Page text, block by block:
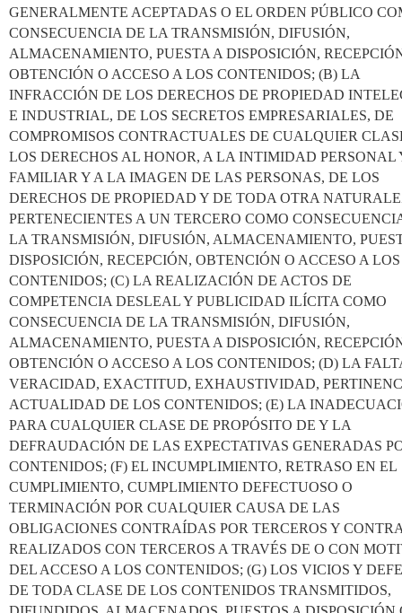
GENERALMENTE ACEPTADAS O EL ORDEN PÚBLICO
CONSECUENCIA DE LA TRANSMISIÓN, DIFUSIÓN,
ALMACENAMIENTO, PUESTA A DISPOSICIÓN,
OBTENCIÓN O ACCESO A LOS CONTENIDOS; (B) LA
INFRACCIÓN DE LOS DERECHOS DE PROPIEDAD
E INDUSTRIAL, DE LOS SECRETOS EMPRESARIALES, DE
COMPROMISOS CONTRACTUALES DE CUALQUIER
LOS DERECHOS AL HONOR, A LA INTIMIDAD PERSONAL
FAMILIAR Y A LA IMAGEN DE LAS PERSONAS, DE LOS
DERECHOS DE PROPIEDAD Y DE TODA OTRA
PERTENECIENTES A UN TERCERO COMO
LA TRANSMISIÓN, DIFUSIÓN, ALMACENAMIENTO,
DISPOSICIÓN, RECEPCIÓN, OBTENCIÓN O ACCESO A LOS
CONTENIDOS; (C) LA REALIZACIÓN DE ACTOS DE
COMPETENCIA DESLEAL Y PUBLICIDAD ILÍCITA COMO
CONSECUENCIA DE LA TRANSMISIÓN, DIFUSIÓN,
ALMACENAMIENTO, PUESTA A DISPOSICIÓN,
OBTENCIÓN O ACCESO A LOS CONTENIDOS; (D) LA
VERACIDAD, EXACTITUD, EXHAUSTIVIDAD,
ACTUALIDAD DE LOS CONTENIDOS; (E) LA
PARA CUALQUIER CLASE DE PROPÓSITO DE Y LA
DEFRAUDACIÓN DE LAS EXPECTATIVAS GENERADAS
CONTENIDOS; (F) EL INCUMPLIMIENTO, RETRASO EN EL
CUMPLIMIENTO, CUMPLIMIENTO DEFECTUOSO O
TERMINACIÓN POR CUALQUIER CAUSA DE LAS
OBLIGACIONES CONTRAÍDAS POR TERCEROS Y
REALIZADOS CON TERCEROS A TRAVÉS DE O CON
DEL ACCESO A LOS CONTENIDOS; (G) LOS VICIOS Y
DE TODA CLASE DE LOS CONTENIDOS TRANSMITIDOS,